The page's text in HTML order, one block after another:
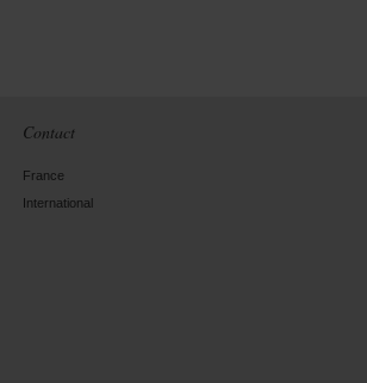
Contact
France
International